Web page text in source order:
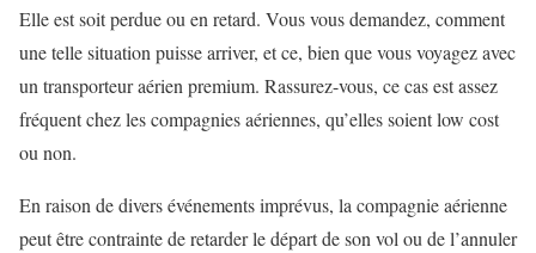
Elle est soit perdue ou en retard. Vous vous demandez, comment
une telle situation puisse arriver, et ce, bien que vous voyagez avec
un transporteur aérien premium. Rassurez-vous, ce cas est assez
fréquent chez les compagnies aériennes, qu’elles soient low cost
ou non.
En raison de divers événements imprévus, la compagnie aérienne
peut être contrainte de retarder le départ de son vol ou de l’annuler